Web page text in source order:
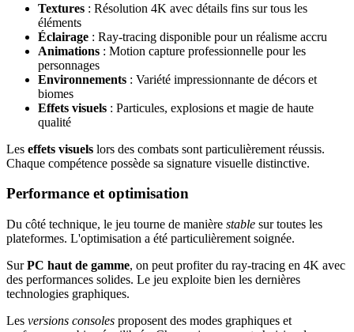
Textures : Résolution 4K avec détails fins sur tous les
éléments
Éclairage : Ray-tracing disponible pour un réalisme accru
Animations : Motion capture professionnelle pour les
personnages
Environnements : Variété impressionnante de décors et
biomes
Effets visuels : Particules, explosions et magie de haute
qualité
Les effets visuels lors des combats sont particulièrement réussis.
Chaque compétence possède sa signature visuelle distinctive.
Performance et optimisation
Du côté technique, le jeu tourne de manière stable sur toutes les
plateformes. L'optimisation a été particulièrement soignée.
SurPC haut de gamme, on peut profiter du ray-tracing en 4K avec
des performances solides. Le jeu exploite bien les dernières
technologies graphiques.
Les versions consoles proposent des modes graphiques et